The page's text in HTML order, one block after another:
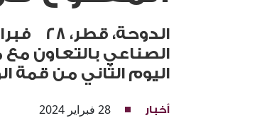
الصناعي بالتعاون مع
اليوم الثاني من قمة
أخبار 28 فبراير 2024